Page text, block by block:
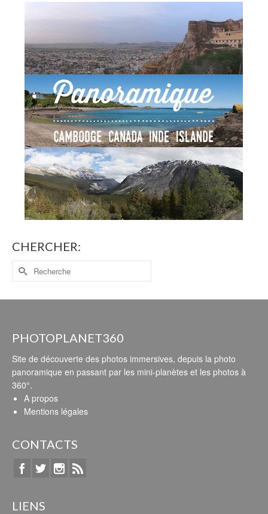
CHERCHER:
PHOTOPLANET360
Site de découverte des photos immersives, depuis la photo
panoramique en passant par les mini-planètes et les photos à
360°.
A propos
Mentions légales
CONTACTS
LIENS